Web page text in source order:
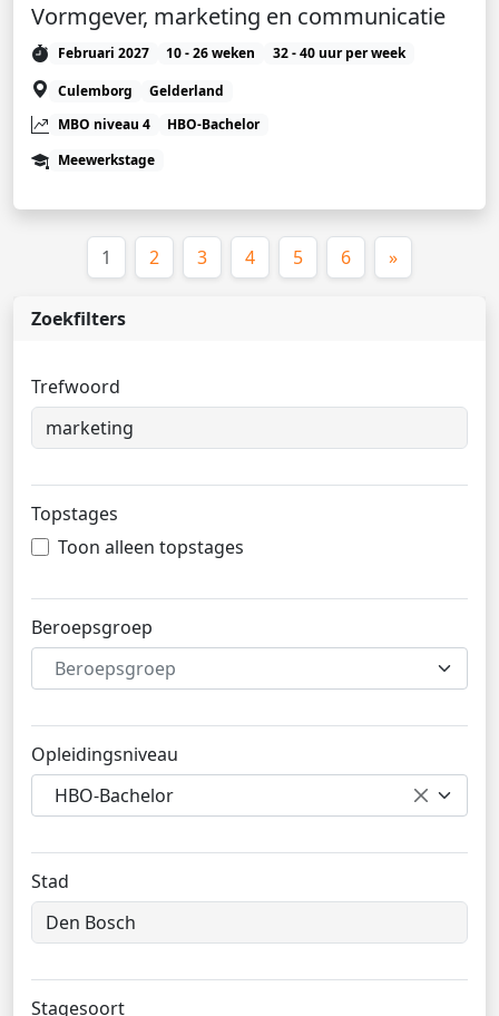
Zoekfilters
Trefwoord
Topstages
Toon alleen topstages
Beroepsgroep
Beroepsgroep
Opleidingsniveau
HBO-Bachelor
Stad
Stagesoort
Vormgever, marketing en communicatie
Februari 2027 10 - 26 weken
32 - 40 uur per week
Culemborg
Gelderland
MBO niveau 4
HBO-Bachelor
Meewerkstage
1 (huidige)
2 3 4 5 6 »